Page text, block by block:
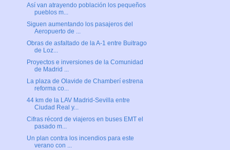
Así van atrayendo población los pequeños
pueblos m...
Siguen aumentando los pasajeros del
Aeropuerto de ...
Obras de asfaltado de la A-1 entre Buitrago
de Loz...
Proyectos e inversiones de la Comunidad
de Madrid ...
La plaza de Olavide de Chamberí estrena
reforma co...
44 km de la LAV Madrid-Sevilla entre
Ciudad Real y...
Cifras récord de viajeros en buses EMT el
pasado m...
Un plan contra los incendios para este
verano con ...